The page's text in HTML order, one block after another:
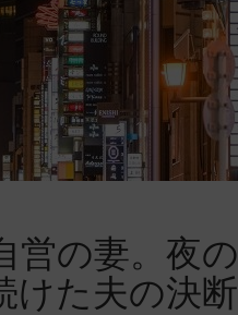
営の妻。夜の
けた夫の決断